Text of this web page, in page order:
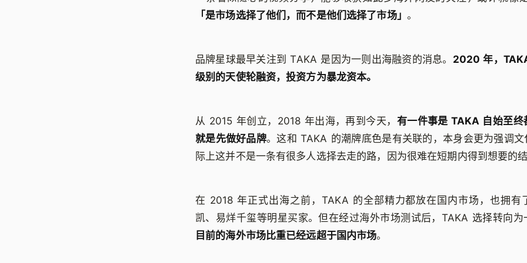
「是市场选择了他们，而不是他们选择了市场」 。
品牌星球最早关注到 TAKA 是因为一则出海融资的消息。 2020 年，
级别的天使轮融资，投资方为暴龙资本。
从 2015 年创立，2018 年出海，再到今天， 有一件事是 TAKA 自始至终
就是先做好品牌。这和 TAKA 的潮牌底色是有关联的，本身会更为强调
际上这并不是一条有很多人选择去走的路，因为很难在短期内得到想要的
在 2018 年正式出海之前，TAKA 的全部精力都放在国内市场，也拥有
凯、易烊千玺等明星买家。但在经过海外市场测试后，TAKA 选择转向为
目前的海外市场比重已经远超于国内市场。